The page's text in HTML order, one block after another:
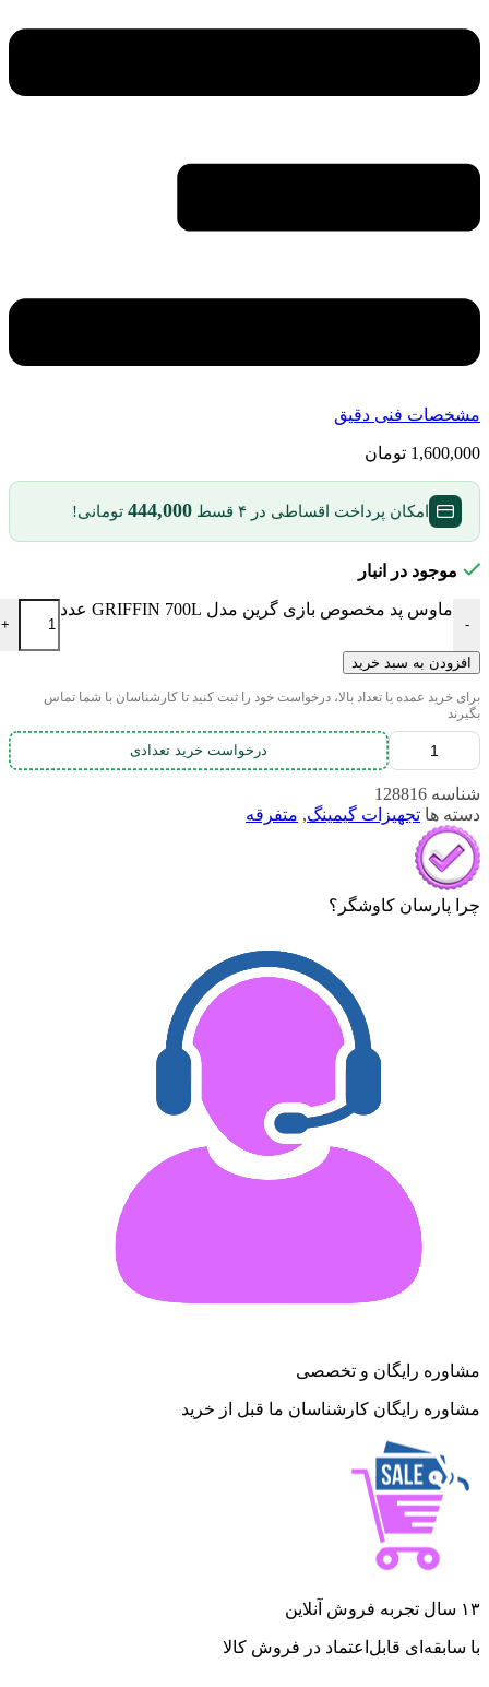
مشخصات فنی دقیق
1,600,000 تومان
امکان پرداخت اقساطی در ۴ قسط 444,000 تومانی!
موجود در انبار
-
ماوس پد مخصوص بازی گرین مدل GRIFFIN 700L عدد
+
افزودن به سبد خرید
برای خرید عمده یا تعداد بالا، درخواست خود را ثبت کنید تا کارشناسان با شما تماس
بگیرند
درخواست خرید تعدادی
شناسه 128816
دسته ها تجهیزات گیمینگ, متفرقه
چرا پارسان کاوشگر؟
مشاوره رایگان و تخصصی
مشاوره رایگان کارشناسان ما قبل از خرید
۱۳ سال تجربه فروش آنلاین
با سابقه‌ای قابل‌اعتماد در فروش کالا